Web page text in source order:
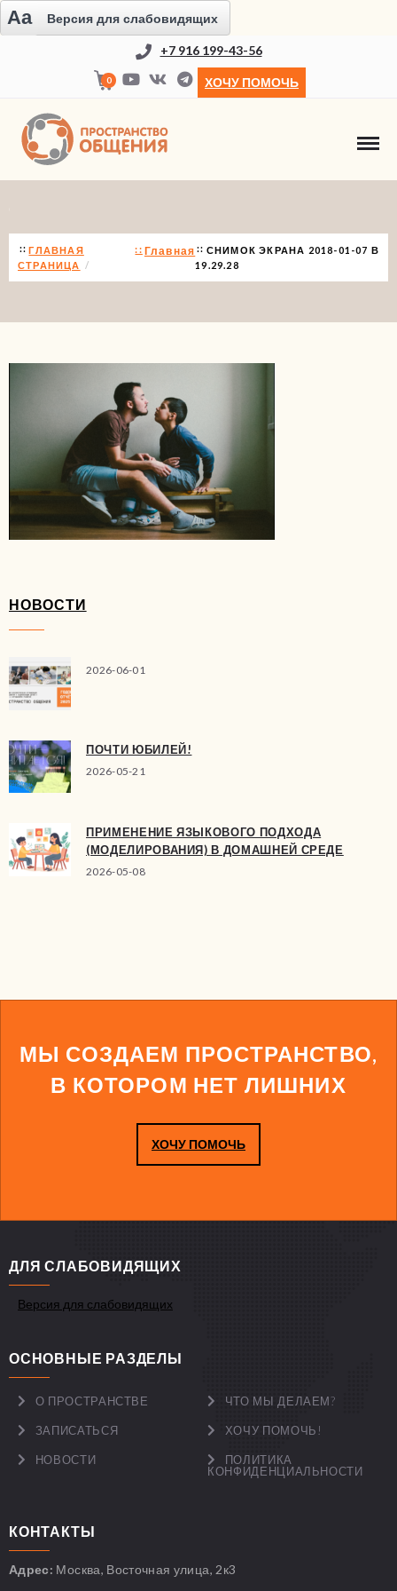
Aa Версия для слабовидящих
+7 916 199-43-56
0 ХОЧУ ПОМОЧЬ
ГЛАВНАЯ
СТРАНИЦА
Главная
СНИМОК ЭКРАНА 2018-01-07 В
19.29.28
НОВОСТИ
2026-06-01
ПОЧТИ ЮБИЛЕЙ!
2026-05-21
ПРИМЕНЕНИЕ ЯЗЫКОВОГО ПОДХОДА
(МОДЕЛИРОВАНИЯ) В ДОМАШНЕЙ СРЕДЕ
2026-05-08
МЫ СОЗДАЕМ ПРОСТРАНСТВО,
В КОТОРОМ НЕТ ЛИШНИХ
ХОЧУ ПОМОЧЬ
ДЛЯ СЛАБОВИДЯЩИХ
Версия для слабовидящих
ОСНОВНЫЕ РАЗДЕЛЫ
О ПРОСТРАНСТВЕ ЧТО МЫ ДЕЛАЕМ?
ЗАПИСАТЬСЯ ХОЧУ ПОМОЧЬ!
НОВОСТИ
ПОЛИТИКА
КОНФИДЕНЦИАЛЬНОСТИ
КОНТАКТЫ
Адрес: Москва, Восточная улица, 2к3